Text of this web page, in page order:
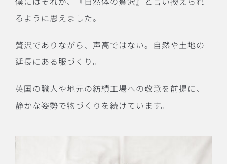
るように思えました。
贅沢でありながら、声高ではない。自然や土地の
延長にある服づくり。
英国の職人や地元の紡績工場への敬意を前提に、
静かな姿勢で物づくりを続けています。